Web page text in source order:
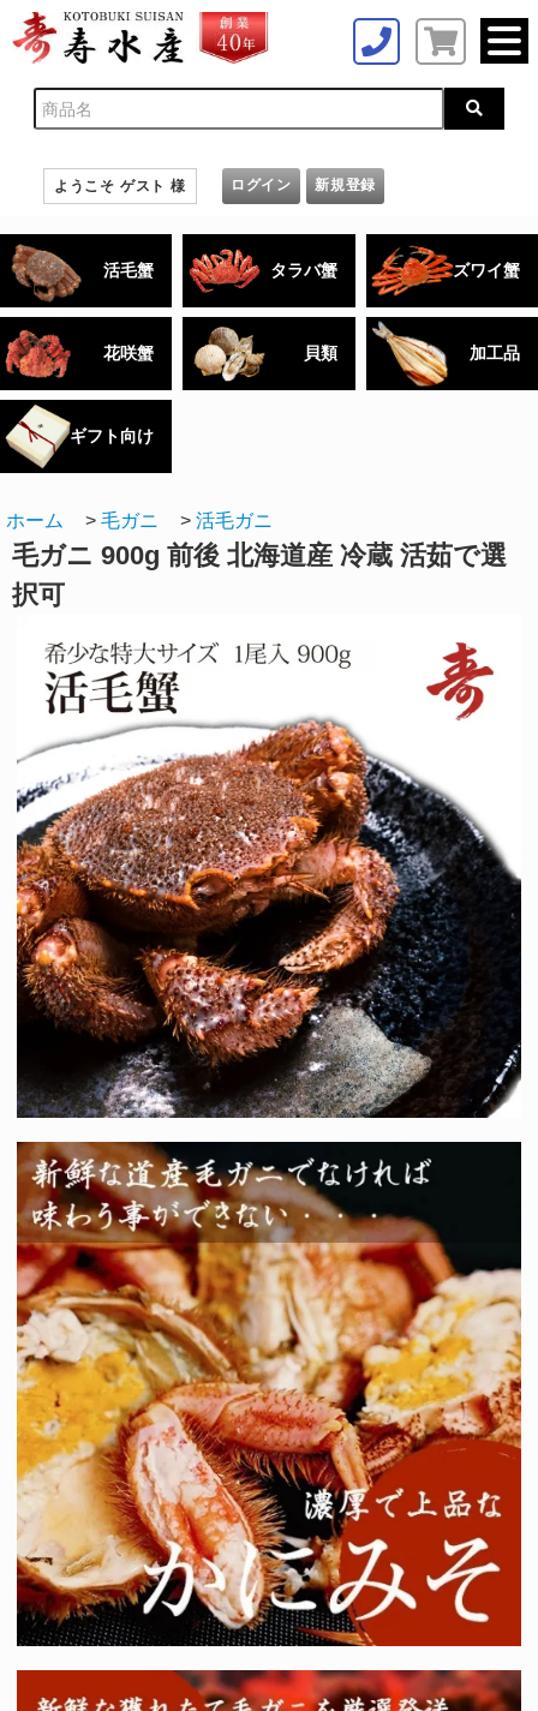
ようこそ ゲスト 様 ログイン 新規登録
活毛蟹 タラバ蟹 ズワイ蟹
花咲蟹 貝類 加工品
ギフト向け
ホーム > 毛ガニ > 活毛ガニ
毛ガニ 900g 前後 北海道産 冷蔵 活茹で選
択可